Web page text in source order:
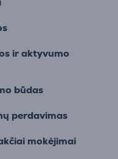
būdas
perdavimas
mokėjimai